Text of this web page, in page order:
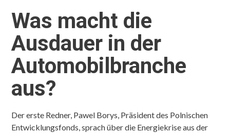
Was macht die
Ausdauer in der
Automobilbranche
aus?
Der erste Redner, Pawel Borys, Präsident des Polnischen
Entwicklungsfonds, sprach über die Energiekrise aus der